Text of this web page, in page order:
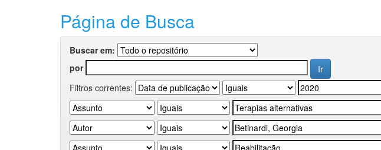
Página de Busca
Buscar em:
por
Filtros correntes: